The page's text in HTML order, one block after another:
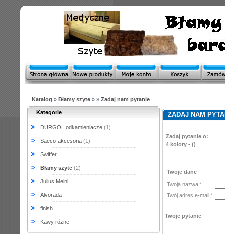
Katalog » Błamy szyte » » Zadaj nam pytanie
Kategorie
DURGOL odkamieniacze (1)
Saeco-akcesoria (1)
Swiffer
Błamy szyte (2)
Julius Meinl
Alvorada
finish
Kawy różne
ZADAJ NAM
Zadaj pytanie o:
4 kolory - ()
Twoje dane
Twoja nazwa:*
Twój adres e-mail:*
Twoje pytanie